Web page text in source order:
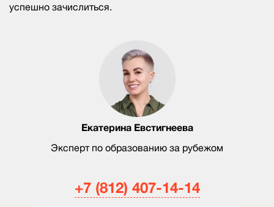
Екатерина Евстигнеева
Эксперт по образованию за рубежом
успешно зачислиться.
+7 (812) 407-14-14